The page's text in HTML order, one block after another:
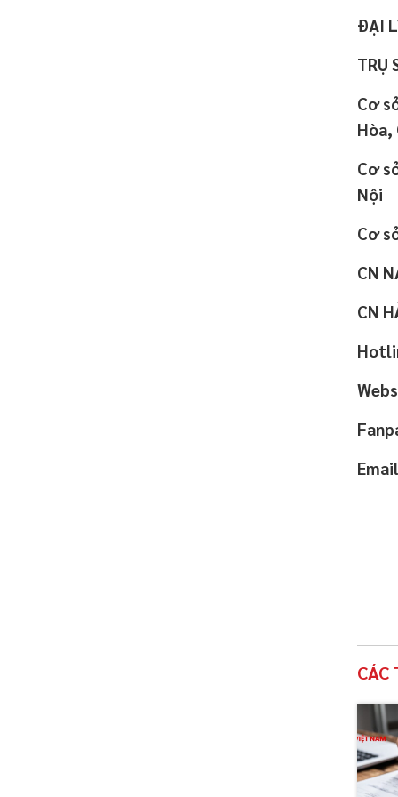
ĐẠI
TRỤ
Cơ
Hòa,
Cơ
Nội
Cơ
CN
CN
CÁC